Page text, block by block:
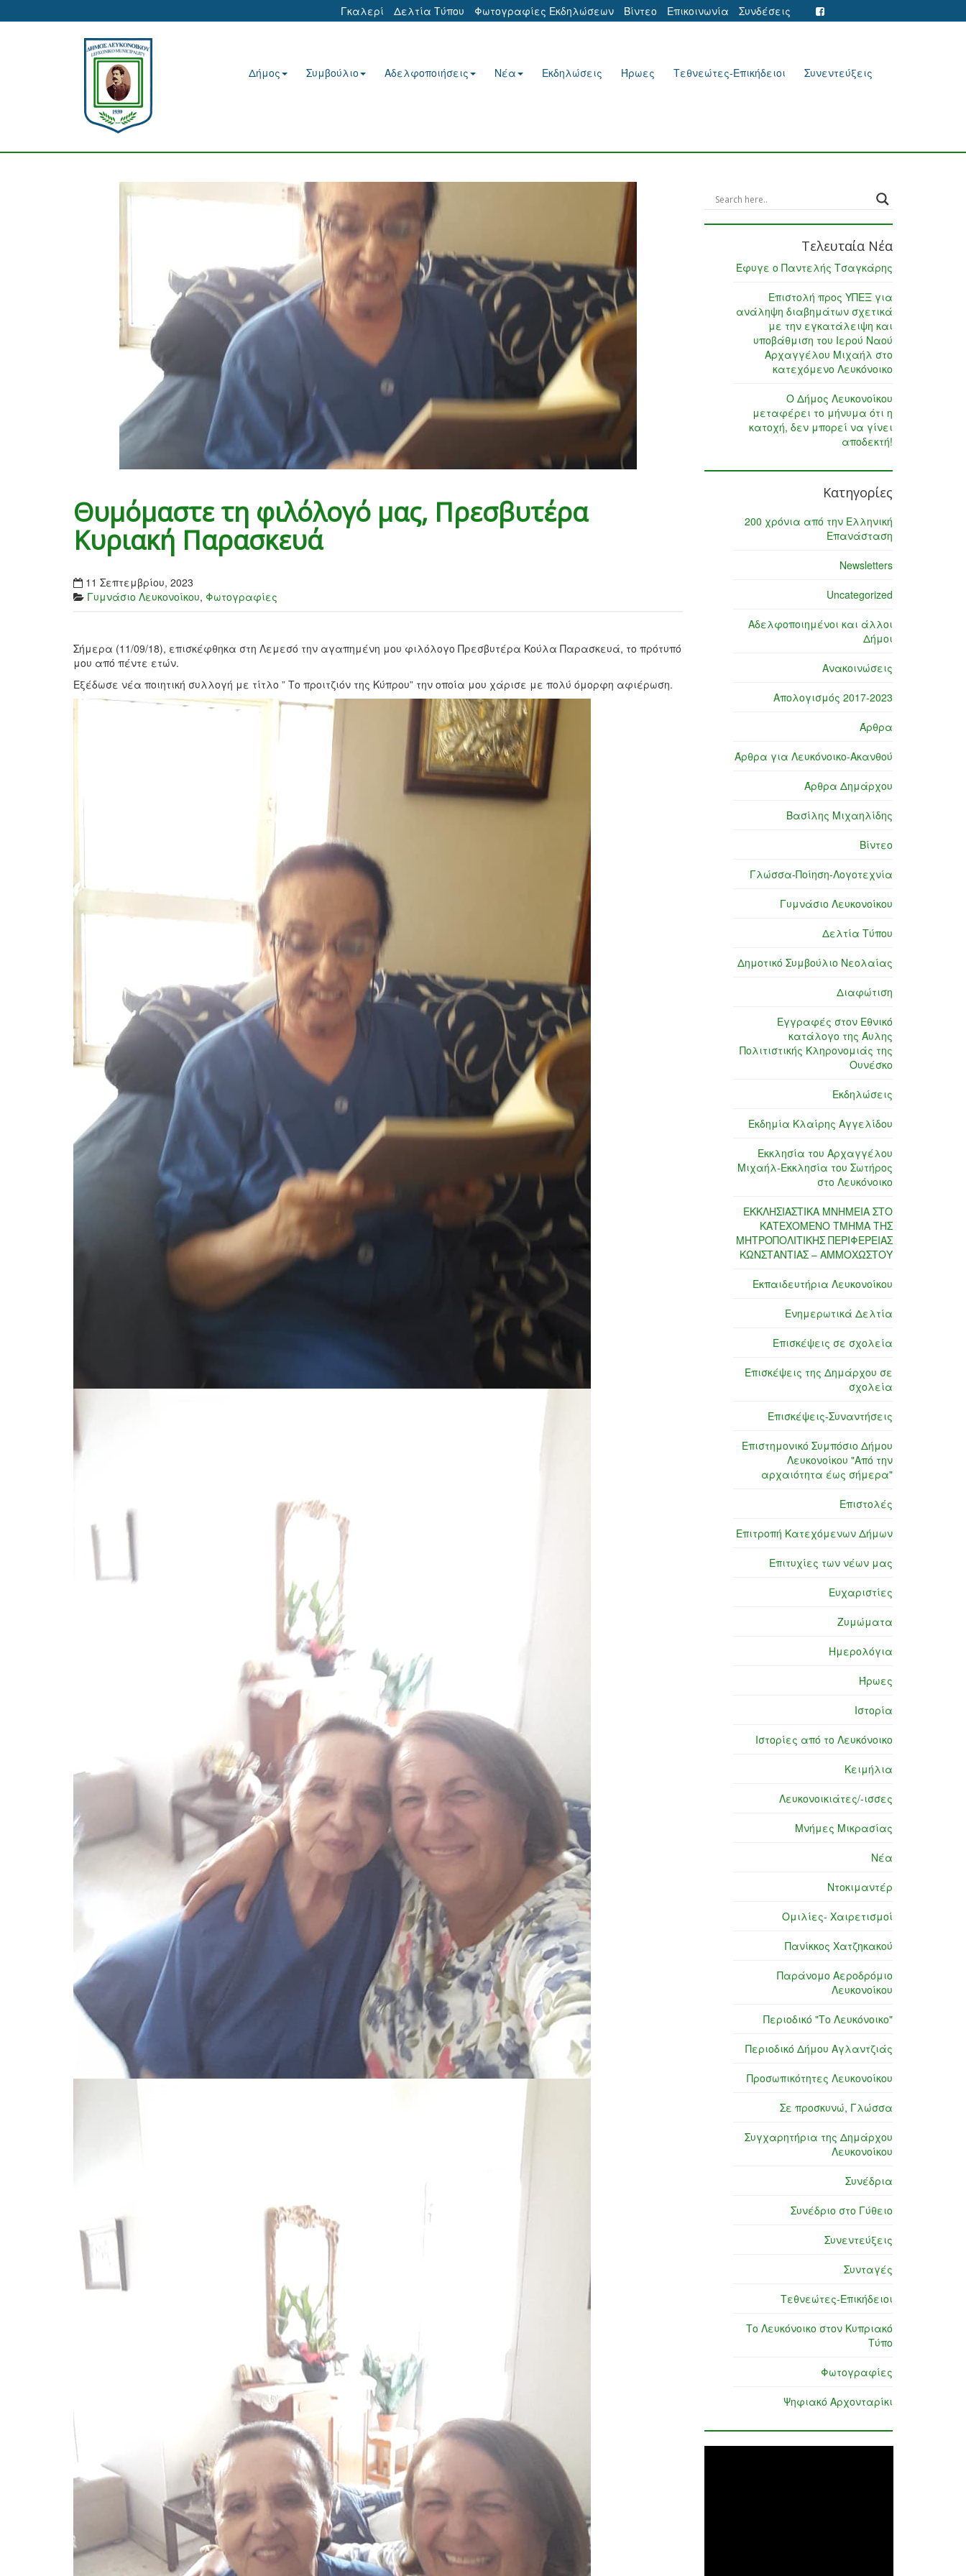
Γκαλερί Δελτία Τύπου Φωτογραφίες Εκδηλώσεων Βίντεο Επικοινωνία Συνδέσεις
Δήμος Συμβούλιο Αδελφοποιήσεις Νέα Εκδηλώσεις Ήρωες Τεθνεώτες-Επικήδειοι Συνεντεύξεις
Θυμόμαστε τη φιλόλογό μας, Πρεσβυτέρα
Κυριακή Παρασκευά
11 Σεπτεμβρίου, 2023
Γυμνάσιο Λευκονοίκου, Φωτογραφίες
Σήμερα (11/09/18), επισκέφθηκα στη Λεμεσό την αγαπημένη μου φιλόλογο Πρεσβυτέρα Κούλα Παρασκευά, το πρότυπό
μου από πέντε ετών.
Εξέδωσε νέα ποιητική συλλογή με τίτλο ” Το προιτζιόν της Κύπρου” την οποία μου χάρισε με πολύ όμορφη αφιέρωση.
Τελευταία Νέα
Έφυγε ο Παντελής Τσαγκάρης
Επιστολή προς ΥΠΕΞ για
ανάληψη διαβημάτων σχετικά
με την εγκατάλειψη και
υποβάθμιση του Ιερού Ναού
Αρχαγγέλου Μιχαήλ στο
κατεχόμενο Λευκόνοικο
Ο Δήμος Λευκονοίκου
μεταφέρει το μήνυμα ότι η
κατοχή, δεν μπορεί να γίνει
αποδεκτή!
Κατηγορίες
200 χρόνια από την Ελληνική
Επανάσταση
Newsletters
Uncategorized
Αδελφοποιημένοι και άλλοι
Δήμοι
Ανακοινώσεις
Απολογισμός 2017-2023
Άρθρα
Άρθρα για Λευκόνοικο-Ακανθού
Άρθρα Δημάρχου
Βασίλης Μιχαηλίδης
Βίντεο
Γλώσσα-Ποίηση-Λογοτεχνία
Γυμνάσιο Λευκονοίκου
Δελτία Τύπου
Δημοτικό Συμβούλιο Νεολαίας
Διαφώτιση
Εγγραφές στον Εθνικό
κατάλογο της Άυλης
Πολιτιστικής Κληρονομιάς της
Ουνέσκο
Εκδηλώσεις
Εκδημία Κλαίρης Αγγελίδου
Εκκλησία του Αρχαγγέλου
Μιχαήλ-Εκκλησία του Σωτήρος
στο Λευκόνοικο
ΕΚΚΛΗΣΙΑΣΤΙΚΑ ΜΝΗΜΕΙΑ ΣΤΟ
ΚΑΤΕΧΟΜΕΝΟ ΤΜΗΜΑ ΤΗΣ
ΜΗΤΡΟΠΟΛΙΤΙΚΗΣ ΠΕΡΙΦΕΡΕΙΑΣ
ΚΩΝΣΤΑΝΤΙΑΣ – ΑΜΜΟΧΩΣΤΟΥ
Εκπαιδευτήρια Λευκονοίκου
Ενημερωτικά Δελτία
Επισκέψεις σε σχολεία
Επισκέψεις της Δημάρχου σε
σχολεία
Επισκέψεις-Συναντήσεις
Επιστημονικό Συμπόσιο Δήμου
Λευκονοίκου "Από την
αρχαιότητα έως σήμερα"
Επιστολές
Επιτροπή Κατεχόμενων Δήμων
Επιτυχίες των νέων μας
Ευχαριστίες
Ζυμώματα
Ημερολόγια
Ήρωες
Ιστορία
Ιστορίες από το Λευκόνοικο
Κειμήλια
Λευκονοικιάτες/-ισσες
Μνήμες Μικρασίας
Νέα
Ντοκιμαντέρ
Ομιλίες- Χαιρετισμοί
Πανίκκος Χατζηκακού
Παράνομο Αεροδρόμιο
Λευκονοίκου
Περιοδικό "Το Λευκόνοικο"
Περιοδικό Δήμου Αγλαντζιάς
Προσωπικότητες Λευκονοίκου
Σε προσκυνώ, Γλώσσα
Συγχαρητήρια της Δημάρχου
Λευκονοίκου
Συνέδρια
Συνέδριο στο Γύθειο
Συνεντεύξεις
Συνταγές
Τεθνεώτες-Επικήδειοι
Το Λευκόνοικο στον Κυπριακό
Τύπο
Φωτογραφίες
Ψηφιακό Αρχονταρίκι